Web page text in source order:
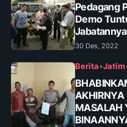
Pedagang
Demo
Jabatannya
30 Des, 2022
Berita•Jatim
AKHIRNYA
MASALAH